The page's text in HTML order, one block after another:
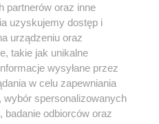
w jakikolwiek sposób
na jakimkolwiek polu
włącznie z umieszczaniem w
praw. Jakiekolwiek użycie
lub w części z naruszeniem
zabronione pod groźbą kary i
partnerów oraz inne
uzyskujemy dostęp i
urządzeniu oraz
takie jak unikalne
wysyłane przez
w celu zapewniania
spersonalizowanych
odbiorców oraz